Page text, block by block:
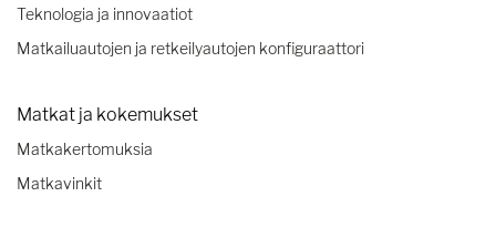
Teknologia ja innovaatiot
Matkailuautojen ja retkeilyautojen konfiguraattori
Matkat ja kokemukset
Matkakertomuksia
Matkavinkit